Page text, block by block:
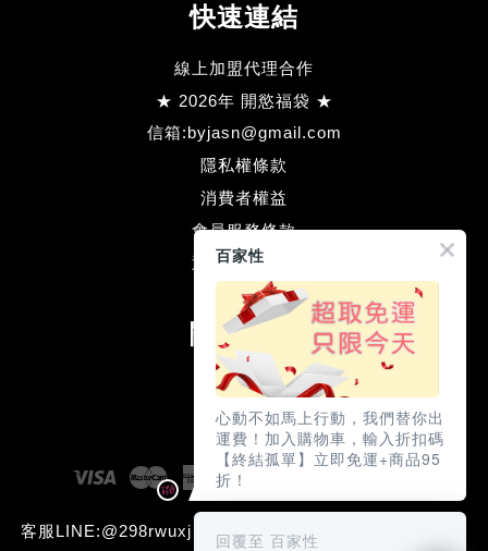
快速連結
線上加盟代理合作
★ 2026年 開慾福袋 ★
信箱:byjasn@gmail.com
隱私權條款
消費者權益
會員服務條款
退款方式流程
關注我們
Facebook
Line
Visa MasterAmerican
Express
Club
客服LINE:@298rwuxj (本網站含成人用品需滿18歲才可瀏
百家性
心動不如馬上行動，我們替你出
運費！加入購物車，輸入折扣碼
【終結孤單】立即免運+商品95
折！
回覆至 百家性